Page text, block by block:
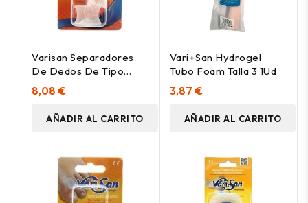
Varisan Separadores
De Dedos De Tipo
Carrete Talla Mediana,
2 Uds
8,08 €
AÑADIR AL CARRITO
Vari+San Hydrogel
Tubo Foam Talla 3 1Ud
3,87 €
AÑADIR AL CARRITO